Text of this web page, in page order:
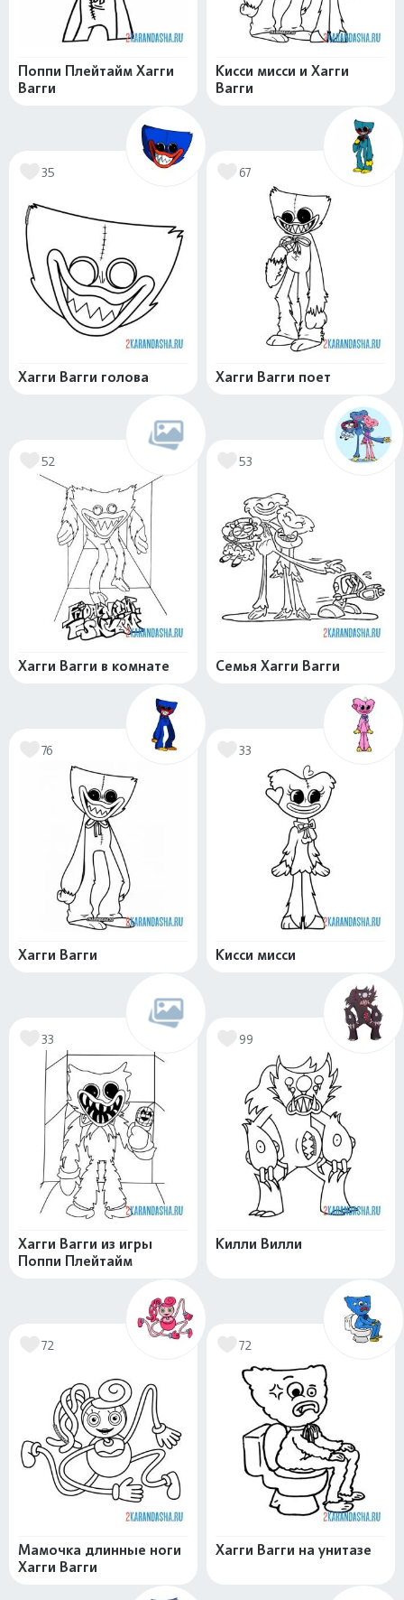
Поппи Плейтайм Хагги
Вагги
Кисси мисси и Хагги
Вагги
35
Хагги Вагги голова
67
Хагги Вагги поет
52
Хагги Вагги в комнате
53
Семья Хагги Вагги
76
Хагги Вагги
33
Кисси мисси
33
Хагги Вагги из игры
Поппи Плейтайм
99
Килли Вилли
72
Мамочка длинные ноги
Хагги Вагги
72
Хагги Вагги на унитазе